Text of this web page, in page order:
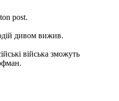
post.
дивом вижив.
війська зможуть